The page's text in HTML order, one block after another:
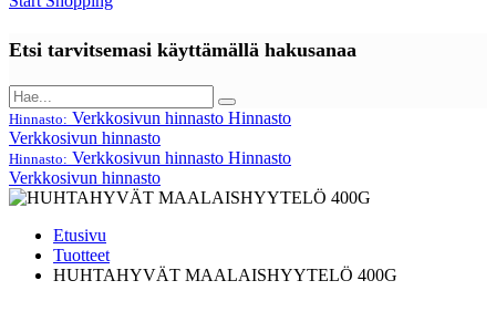
Etsi tarvitsemasi käyttämällä hakusanaa
Hinnasto: Verkkosivun hinnasto Hinnasto
Verkkosivun hinnasto
Hinnasto: Verkkosivun hinnasto Hinnasto
Verkkosivun hinnasto
Etusivu
Tuotteet
HUHTAHYVÄT MAALAISHYYTELÖ 400G